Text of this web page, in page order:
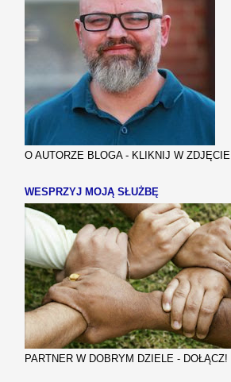
O AUTORZE BLOGA - KLIKNIJ W ZDJĘCIE
WESPRZYJ MOJĄ SŁUŻBĘ
PARTNER W DOBRYM DZIELE - DOŁĄCZ!